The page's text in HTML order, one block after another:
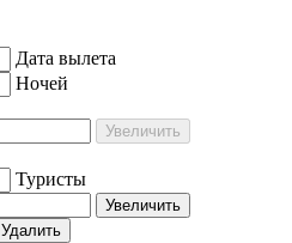
Дата вылета
Ночей
Увеличить
Туристы
Увеличить
Удалить